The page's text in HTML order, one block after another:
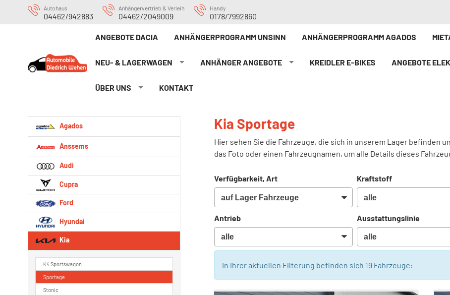
Autohaus
04462/942883
Anhängervertrieb & Verleih
04462/2049009
Handy
0178/7992860
ANGEBOTE DACIA ANHÄNGERPROGRAMM UNSINN ANHÄNGERPROGRAMM AGADOS
NEU- & LAGERWAGEN ANHÄNGER ANGEBOTE KREIDLER E-BIKE`S ANGEBOTE
ÜBER UNS KONTAKT
Kia Sportage
Hier sehen Sie die Fahrzeuge, die sich in unserem Lager befinden
das Foto oder einen Fahrzeugnamen, um alle Details dieses
Verfügbarkeit, Art Kraftstoff
Antrieb Ausstattungslinie
In Ihrer aktuellen Filterung befinden sich 19Fahrzeuge:
Agados
Anssems
Audi
Cupra
Ford
Hyundai
Kia
K4 Sportswagon
Sportage
Stonic